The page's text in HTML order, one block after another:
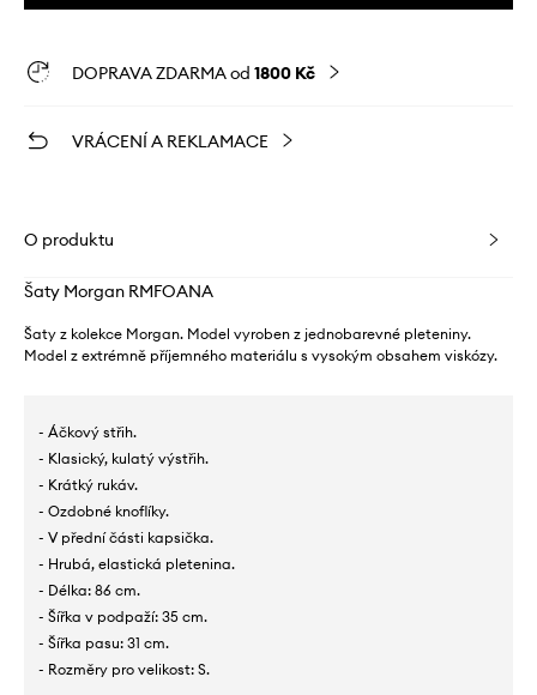
DOPRAVA ZDARMA od 1800 Kč
VRÁCENÍ A REKLAMACE
O produktu
Šaty Morgan RMFOANA
Šaty z kolekce Morgan. Model vyroben z jednobarevné pleteniny.
Model z extrémně příjemného materiálu s vysokým obsahem viskózy.
- Áčkový střih.
- Klasický, kulatý výstřih.
- Krátký rukáv.
- Ozdobné knoflíky.
- V přední části kapsička.
- Hrubá, elastická pletenina.
- Délka: 86 cm.
- Šířka v podpaží: 35 cm.
- Šířka pasu: 31 cm.
- Rozměry pro velikost: S.